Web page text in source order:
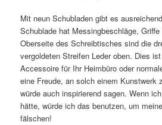
Mit neun Schubladen gibt es
Schublade hat Messingbeschläge,
Oberseite des Schreibtisches sind die
vergoldeten Streifen Leder oben. Dies
Accessoire für Ihr Heimbüro oder
eine Freude, an solch einem Kunstwerk
würde auch inspirierend sagen. Wenn
hätte, würde ich das benutzen, um
fälschen!